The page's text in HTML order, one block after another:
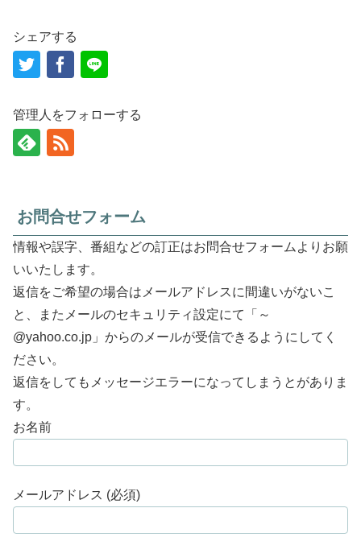
シェアする
管理人をフォローする
お問合せフォーム
情報や誤字、番組などの訂正はお問合せフォームよりお願
いいたします。
返信をご希望の場合はメールアドレスに間違いがないこ
と、またメールのセキュリティ設定にて「～
@yahoo.co.jp」からのメールが受信できるようにしてく
ださい。
返信をしてもメッセージエラーになってしまうとがありま
す。
お名前
メールアドレス (必須)